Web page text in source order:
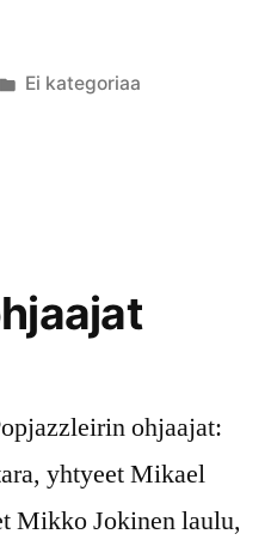
Julkaistu
Ei kategoriaa
ohjaajat:
yhtyeet Mikael
Mikko Jokinen laulu,